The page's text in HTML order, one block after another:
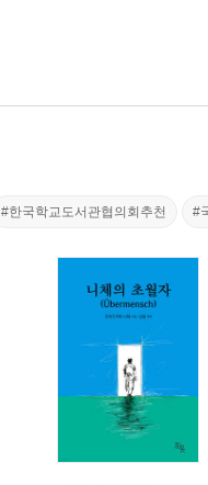
#한국학교도서관협의회추천 #